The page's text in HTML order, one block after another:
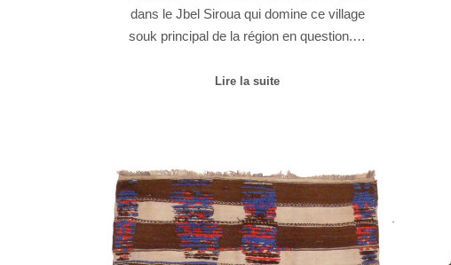
dans le Jbel Siroua qui domine ce village
souk principal de la région en question.…
Lire la suite